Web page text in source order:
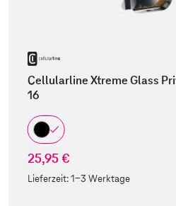
Cellularline Xtreme Glass
16
25,95 €
Lieferzeit:1-3 Werktage